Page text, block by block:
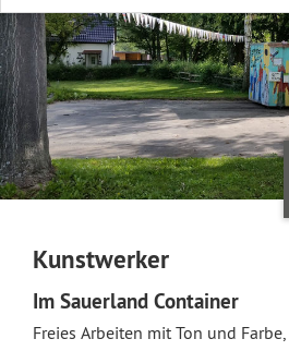
Kunstwerker
Im Sauerland Container
Freies Arbeiten mit Ton und